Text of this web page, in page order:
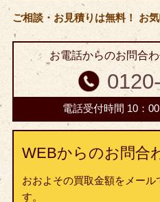
ご相談・お見積りは無料！ お
お電話からのお問合
電話受付時間 10：
WEBからのお問合
おおよその買取金額をメール
す。